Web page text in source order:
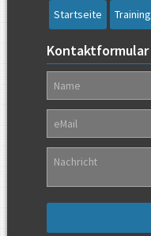
Navigation
überspringen
Startseite Training
Kontaktformular